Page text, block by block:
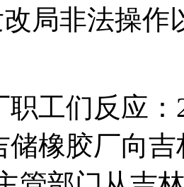
局非法操
职工们反应
储橡胶厂向